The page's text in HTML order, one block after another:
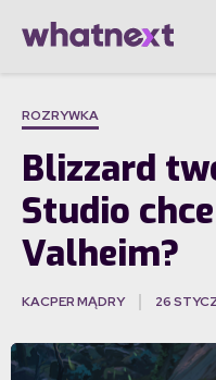
ROZRYWKA
Blizzard
Studio
Valheim?
KACPER MĄDRY 26